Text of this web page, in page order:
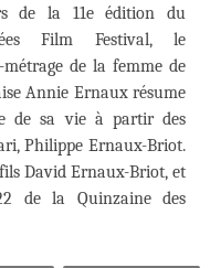
de la 11e édition du
Film Festival, le
de la femme de
Annie Ernaux résume
de sa vie à partir des
Philippe Ernaux-Briot.
David Ernaux-Briot, et
de la Quinzaine des